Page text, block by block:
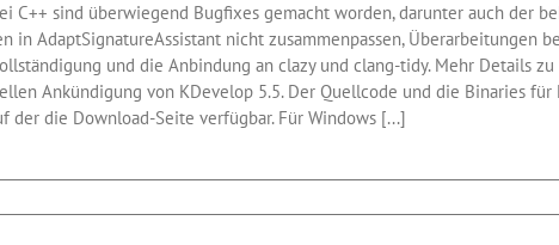
C++ sind überwiegend Bugfixes gemacht worden, darunter auch der
in AdaptSignatureAssistant nicht zusammenpassen, Überarbeitungen
und die Anbindung an clazy und clang-tidy. Mehr Details
Ankündigung von KDevelop 5.5. Der Quellcode und die Binaries für
der die Download-Seite verfügbar. Für Windows [...]